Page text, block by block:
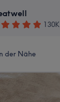
130K
der Nähe